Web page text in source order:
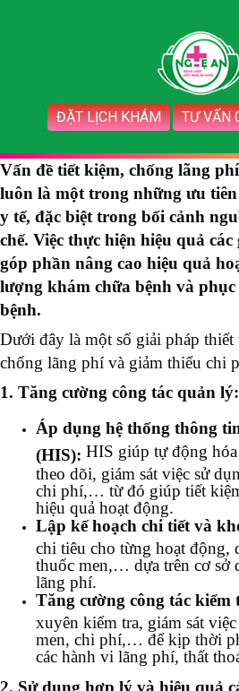
ĐẶT LỊCH KHÁM TƯ VẤN
Vấn đề tiết kiệm, chống lãng
luôn là một trong những ưu
y tế, đặc biệt trong bối cảnh
chế. Việc thực hiện hiệu quả
góp phần nâng cao hiệu quả
lượng khám chữa bệnh và
bệnh.
Dưới đây là một số giải pháp thiết
chống lãng phí và giảm thiểu chi
1. Tăng cường công tác quản lý:
Áp dụng hệ thống thông
(HIS): HIS giúp tự động
theo dõi, giám sát việc sử
chi phí,… từ đó giúp tiết
hiệu quả hoạt động.
Lập kế hoạch chi tiết và
chi tiêu cho từng hoạt động,
thuốc men,… dựa trên cơ sở
lãng phí.
Tăng cường công tác kiểm
xuyên kiểm tra, giám sát
men, chi phí,… để kịp thời
các hành vi lãng phí, thất
2. Sử dụng hợp lý và hiệu quả